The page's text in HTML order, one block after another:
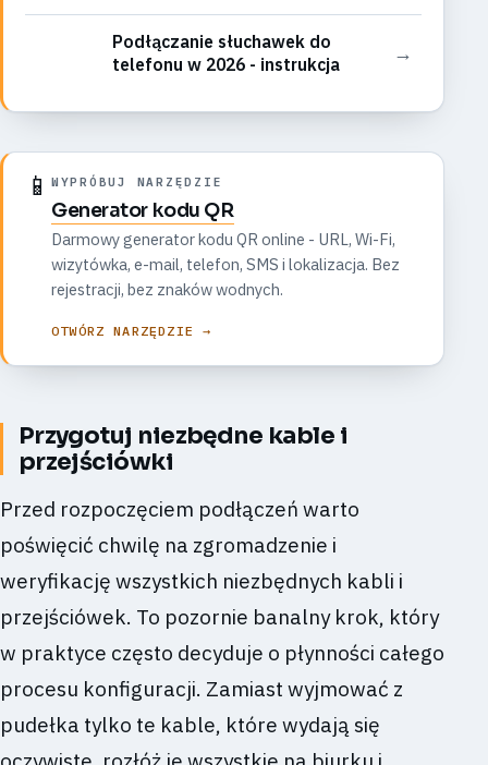
Podłączanie słuchawek do
telefonu w 2026 - instrukcja
→
📱 WYPRÓBUJ NARZĘDZIE
Generator kodu QR
Darmowy generator kodu QR online - URL, Wi-Fi,
wizytówka, e-mail, telefon, SMS i lokalizacja. Bez
rejestracji, bez znaków wodnych.
OTWÓRZ NARZĘDZIE →
Przygotuj niezbędne kable i
przejściówki
Przed rozpoczęciem podłączeń warto
poświęcić chwilę na zgromadzenie i
weryfikację wszystkich niezbędnych kabli i
przejściówek. To pozornie banalny krok, który
w praktyce często decyduje o płynności całego
procesu konfiguracji. Zamiast wyjmować z
pudełka tylko te kable, które wydają się